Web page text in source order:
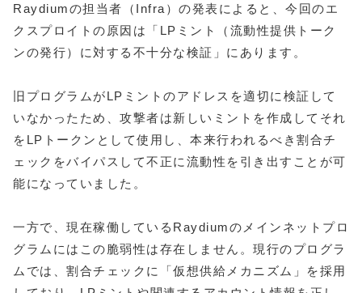
Raydiumの担当者（Infra）の発表によると、今回のエ
クスプロイトの原因は「LPミント（流動性提供トーク
ンの発行）に対する不十分な検証」にあります。
旧プログラムがLPミントのアドレスを適切に検証して
いなかったため、攻撃者は新しいミントを作成してそれ
をLPトークンとして使用し、本来行われるべき割合チ
ェックをバイパスして不正に流動性を引き出すことが可
能になっていました。
一方で、現在稼働しているRaydiumのメインネットプロ
グラムにはこの脆弱性は存在しません。現行のプログラ
ムでは、割合チェックに「仮想供給メカニズム」を採用